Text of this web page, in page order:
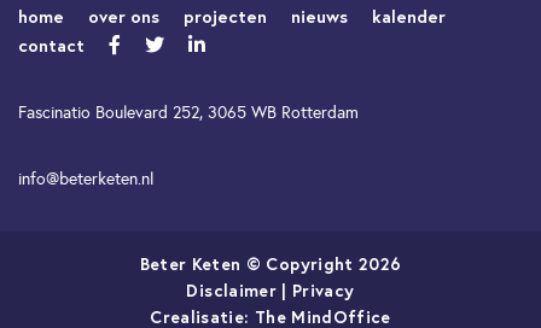
home over ons projecten nieuws
kalender
contact
Fascinatio Boulevard 252, 3065 WB Rotterdam
info@beterketen.nl
Beter Keten © Copyright 2026
Disclaimer| Privacy
Crealisatie: The MindOffice